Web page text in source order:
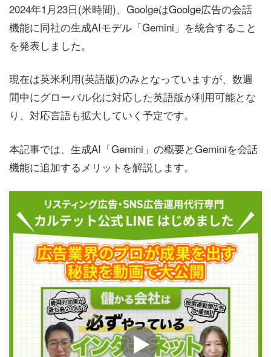
2024年1月23日(米時間)、GoolgeはGoolge広告の会話
機能に同社の生成AIモデル「Gemini」を統合すること
を発表しました。
現在は英米利用(英語版)のみとなっていますが、数週
間中にグローバル化に対応した英語版が利用可能とな
り、対応言語も拡大していく予定です。
本記事では、生成AI「Gemini」の概要とGeminiを会話
機能に追加するメリットを解説します。